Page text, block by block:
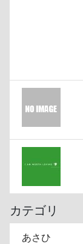
カテゴリ
あさひ